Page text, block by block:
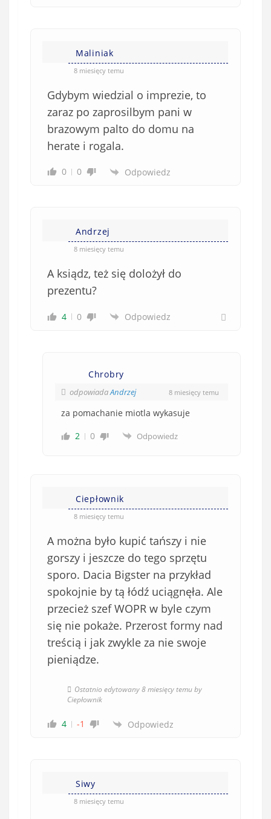
Maliniak
8 miesięcy temu
Gdybym wiedzial o imprezie, to
zaraz po zaprosilbym pani w
brazowym palto do domu na
herate i rogala.
0 0 Odpowiedz
Andrzej
8 miesięcy temu
A ksiądz, też się dolożył do
prezentu?
4 0 Odpowiedz
Chrobry
odpowiadaAndrzej 8 miesięcy temu
za pomachanie miotla wykasuje
2
0 Odpowiedz
Ciepłownik
8 miesięcy temu
A można było kupić tańszy i nie
gorszy i jeszcze do tego sprzętu
sporo. Dacia Bigster na przykład
spokojnie by tą łódź uciągnęła. Ale
przecież szef WOPR w byle czym
się nie pokaże. Przerost formy nad
treścią i jak zwykle za nie swoje
pieniądze.
Ostatnio edytowany 8 miesięcy temu by
Ciepłownik
4 -1 Odpowiedz
Siwy
8 miesięcy temu